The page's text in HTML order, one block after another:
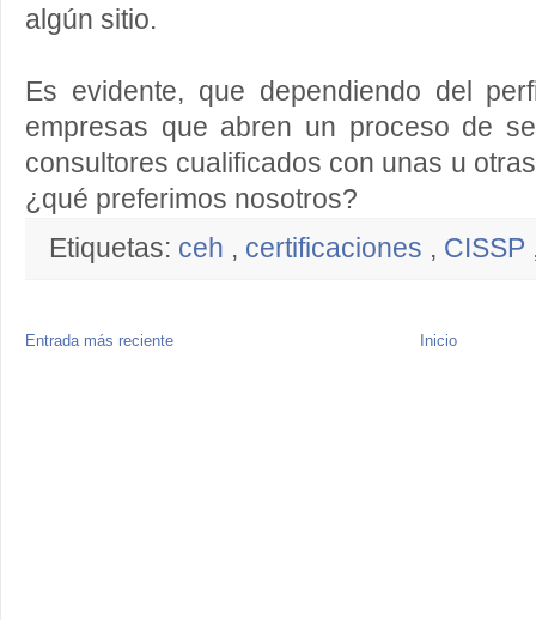
algún sitio.
Es evidente, que dependiendo del
empresas que abren un proceso de
consultores cualificados con unas u
¿qué preferimos nosotros?
Etiquetas: ceh , certificaciones , CISSP
Entrada más reciente Inicio